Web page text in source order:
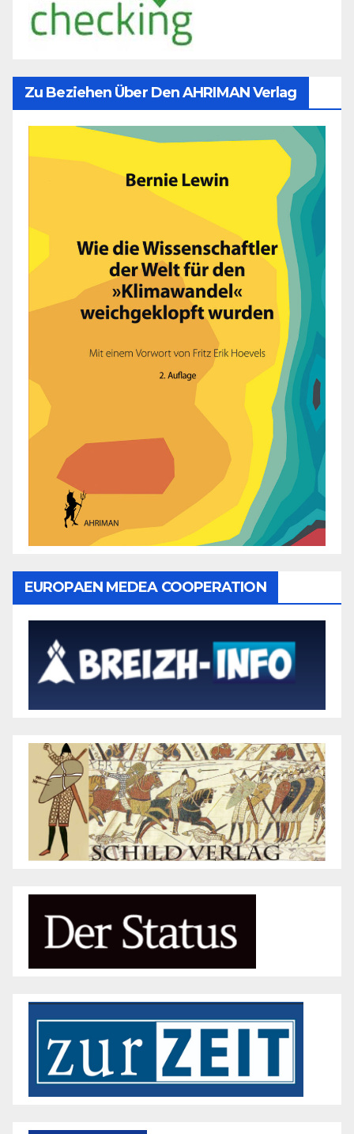
Zu Beziehen Über Den AHRIMAN Verlag
EUROPAEN MEDEA COOPERATION